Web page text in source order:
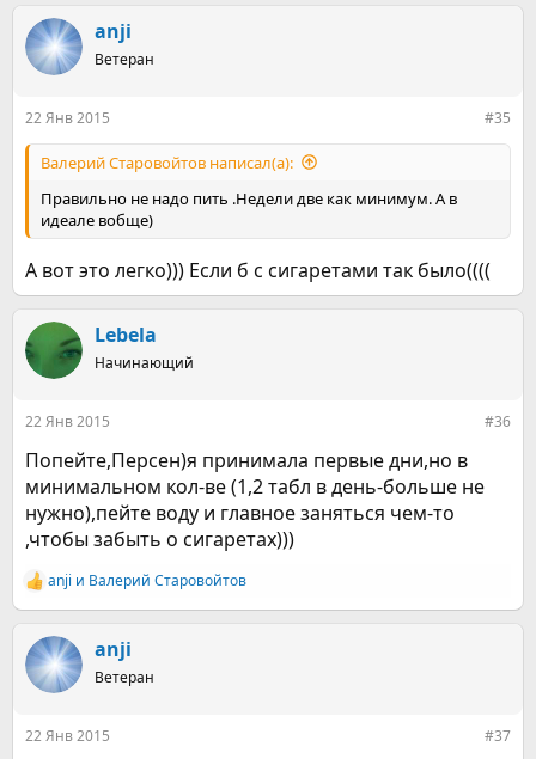
к
ц
и
anji
Ветеран
22 Янв 2015 #35
Валерий Старовойтов написал(а):
Правильно не надо пить .Недели две как минимум. А в
идеале вобще)
А вот это легко))) Если б с сигаретами так было((((
Lebela
Начинающий
22 Янв 2015 #36
Попейте,Персен)я принимала первые дни,но в
минимальном кол-ве (1,2 табл в день-больше не
нужно),пейте воду и главное заняться чем-то
,чтобы забыть о сигаретах)))
Р
е
к
ц
и
anji и Валерий Старовойтов
anji
Ветеран
22 Янв 2015 #37